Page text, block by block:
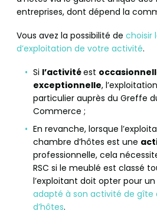
entreprises, dont dépend la
Vous avez la possibilité de choisir
d’exploitation de votre activité.
Si l’activitéest
exceptionnelle,
particulier auprès du Greffe
Commerce ;
En revanche, lorsque
chambre d’hôtes est une
professionnelle, cela
RSC si le meublé est classé
l’exploitant doit opter pour un
adapté à son activité de
d’hôtes.